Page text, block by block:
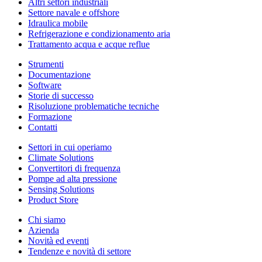
Altri settori industriali
Settore navale e offshore
Idraulica mobile
Refrigerazione e condizionamento aria
Trattamento acqua e acque reflue
Strumenti
Documentazione
Software
Storie di successo
Risoluzione problematiche tecniche
Formazione
Contatti
Settori in cui operiamo
Climate Solutions
Convertitori di frequenza
Pompe ad alta pressione
Sensing Solutions
Product Store
Chi siamo
Azienda
Novità ed eventi
Tendenze e novità di settore